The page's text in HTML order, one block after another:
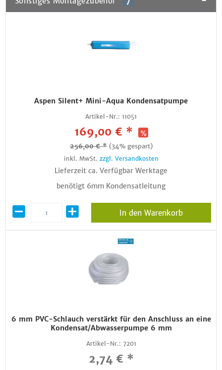
Aspen Silent+ Mini-Aqua Kondensatpumpe
Artikel-Nr.: 11051
169,00 € *
256,00 € * (34% gespart)
inkl. MwSt. zzgl. Versandkosten
Lieferzeit ca. Verfügbar Werktage
benötigt 6mm Kondensatleitung
In den Warenkorb
6 mm PVC-Schlauch verstärkt für den Anschluss an eine
Kondensat/Abwasserpumpe 6 mm
Artikel-Nr.: 7201
2,74 € *